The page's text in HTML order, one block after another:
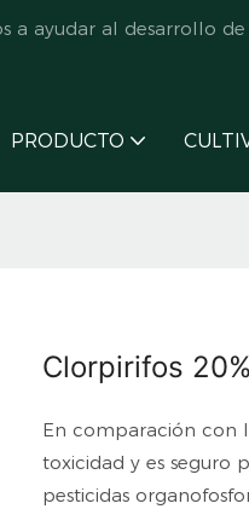
a ayudar al desarrollo
PRODUCTO
Clorpirifos
En comparación con
toxicidad y es seguro
pesticidas